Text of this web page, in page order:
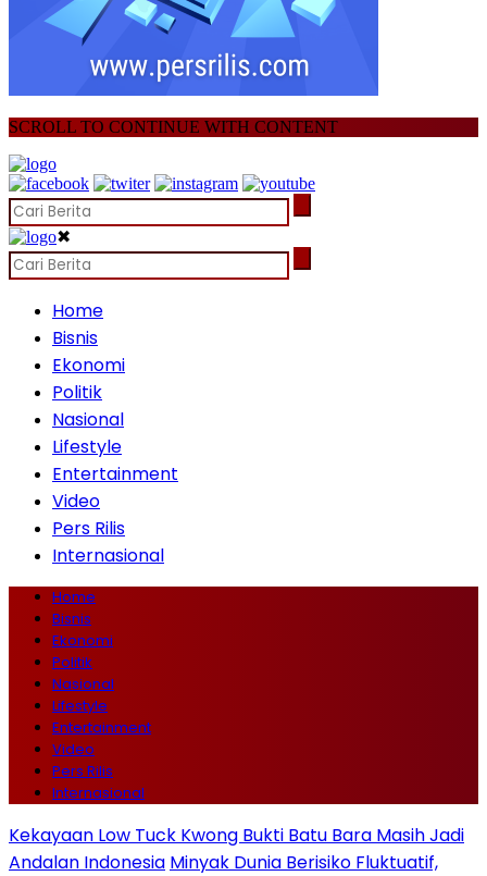
SCROLL TO CONTINUE WITH CONTENT
✖
Home
Bisnis
Ekonomi
Politik
Nasional
Lifestyle
Entertainment
Video
Pers Rilis
Internasional
Home
Bisnis
Ekonomi
Politik
Nasional
Lifestyle
Entertainment
Video
Pers Rilis
Internasional
Kekayaan Low Tuck Kwong Bukti Batu Bara Masih Jadi
Andalan Indonesia Minyak Dunia Berisiko Fluktuatif,